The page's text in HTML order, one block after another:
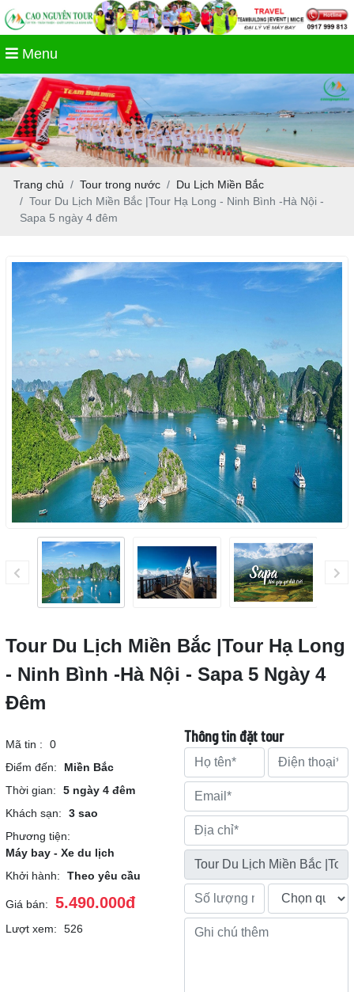
Menu
Trang chủ Tour trong nước
Du Lịch Miền Bắc
Tour Du Lịch Miền Bắc |Tour Hạ Long - Ninh Bình -Hà Nội -
Sapa 5 ngày 4 đêm
Tour Du Lịch Miền Bắc |Tour Hạ Long
- Ninh Bình -Hà Nội - Sapa 5 Ngày 4
Đêm
Mã tin :
0
Điểm đến:
Miền Bắc
Thời gian:
5 ngày 4 đêm
Khách sạn:
3 sao
Phương tiện:
Máy bay - Xe du lịch
Khởi hành:
Theo yêu cầu
Giá bán: 5.490.000đ
Lượt xem: 526
Thông tin đặt tour